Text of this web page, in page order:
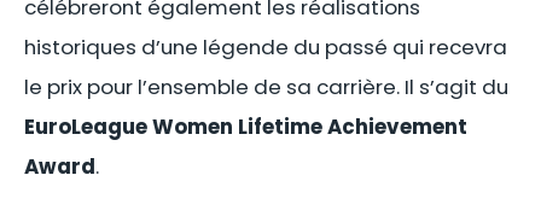
célébreront également les réalisations
historiques d’une légende du passé qui recevra
le prix pour l’ensemble de sa carrière. Il s’agit du
EuroLeague Women Lifetime Achievement
Award.